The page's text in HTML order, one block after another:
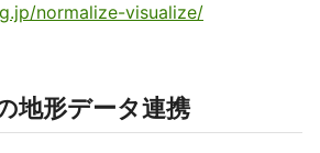
normalize-visualize/
地形データ連携